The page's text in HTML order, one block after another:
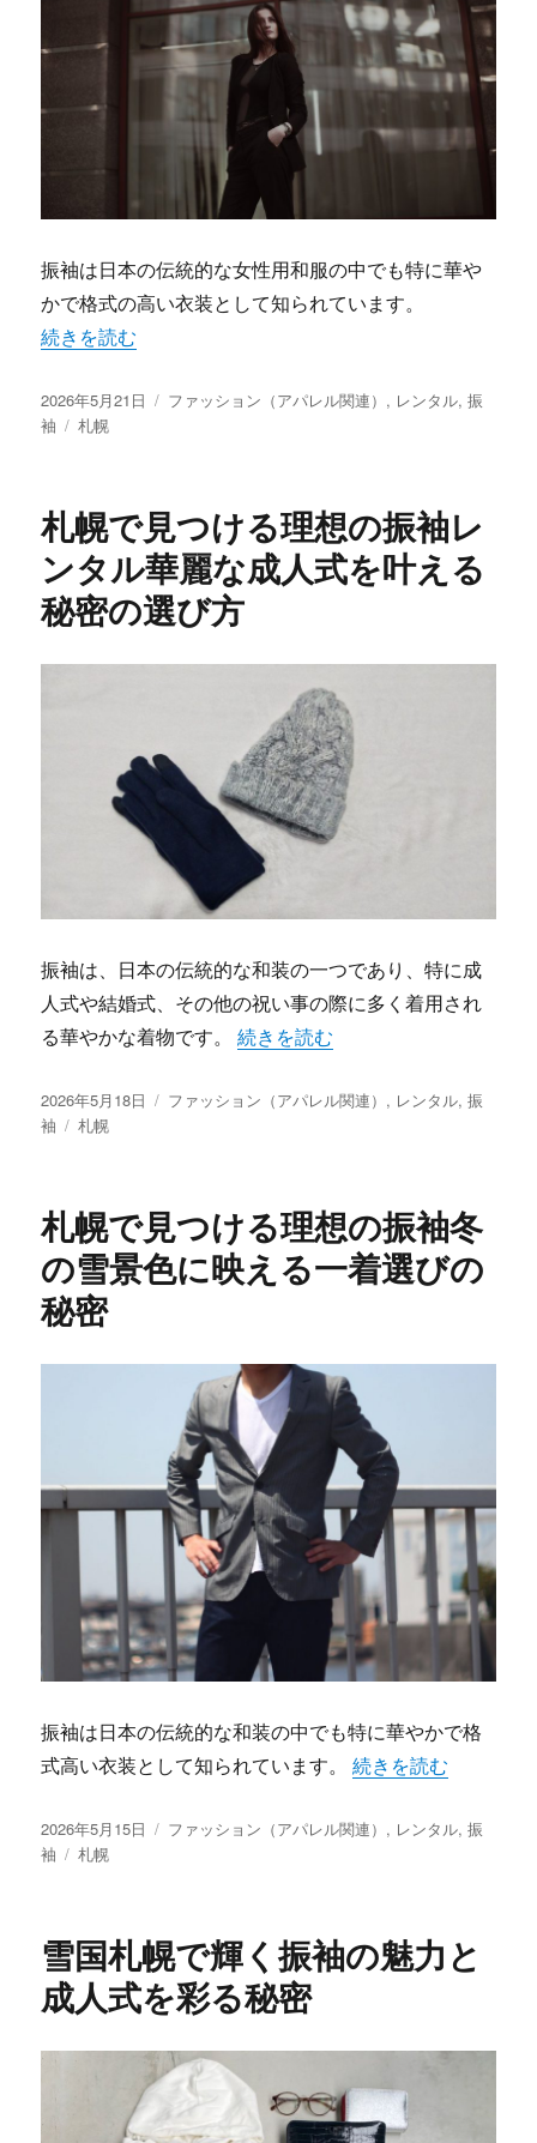
振袖は日本の伝統的な女性用和服の中でも特に華や
かで格式の高い衣装として知られています。
“札幌で叶える振袖レンタルの極上体験新たな門出を彩る
続きを読む
投
稿
2026年5月21日
カ
ファッション（アパレル関連） , レンタル,振
袖
タ
札幌
札幌で見つける理想の振袖レ
ンタル華麗な成人式を叶える
秘密の選び方
振袖は、日本の伝統的な和装の一つであり、特に成
人式や結婚式、その他の祝い事の際に多く着用され
る華やかな着物です。“札幌で見つける理想の振袖レン
続きを読む
投
稿
2026年5月18日
カ
ファッション（アパレル関連） , レンタル,振
袖
タ
札幌
札幌で見つける理想の振袖冬
の雪景色に映える一着選びの
秘密
振袖は日本の伝統的な和装の中でも特に華やかで格
式高い衣装として知られています。“札幌で見つける理
続きを読む
投
稿
2026年5月15日
カ
ファッション（アパレル関連） , レンタル,振
袖
タ
札幌
雪国札幌で輝く振袖の魅力と
成人式を彩る秘密